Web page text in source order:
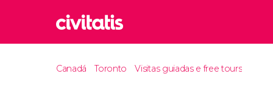
Itália
Canadá Toronto Visitas guiadas e free tours